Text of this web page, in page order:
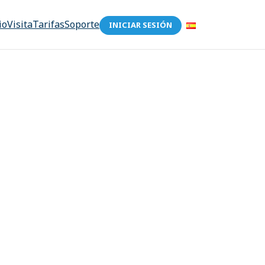
VisitaTarifasSoporte INICIAR SESIÓN